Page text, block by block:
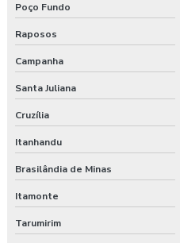
Poço Fundo
Raposos
Campanha
Santa Juliana
Cruzília
Itanhandu
Brasilândia de Minas
Itamonte
Tarumirim